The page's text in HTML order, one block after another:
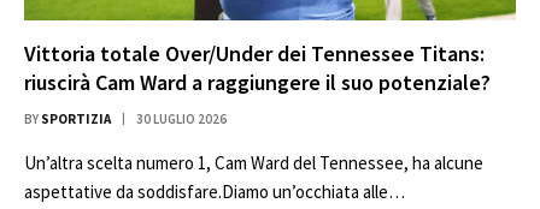
Vittoria totale Over/Under dei Tennessee Titans:
riuscirà Cam Ward a raggiungere il suo potenziale?
BY SPORTIZIA 30 LUGLIO 2026
Un’altra scelta numero 1, Cam Ward del Tennessee, ha alcune
aspettative da soddisfare.Diamo un’occhiata alle…